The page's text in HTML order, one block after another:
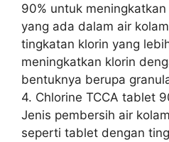
90% untuk
yang ada dalam air
tingkatan klorin yang
meningkatkan klorin
bentuknya berupa
4. Chlorine TCCA tablet
Jenis pembersih air
seperti tablet dengan